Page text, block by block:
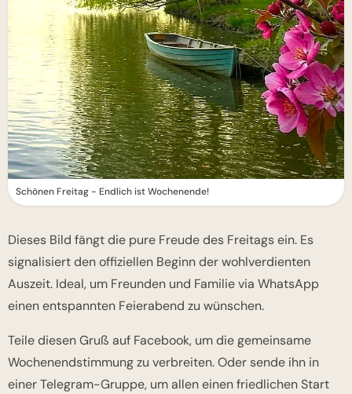
Schönen Freitag - Endlich ist Wochenende!
Dieses Bild fängt die pure Freude des Freitags ein. Es
signalisiert den offiziellen Beginn der wohlverdienten
Auszeit. Ideal, um Freunden und Familie via WhatsApp
einen entspannten Feierabend zu wünschen.
Teile diesen Gruß auf Facebook, um die gemeinsame
Wochenendstimmung zu verbreiten. Oder sende ihn in
einer Telegram-Gruppe, um allen einen friedlichen Start